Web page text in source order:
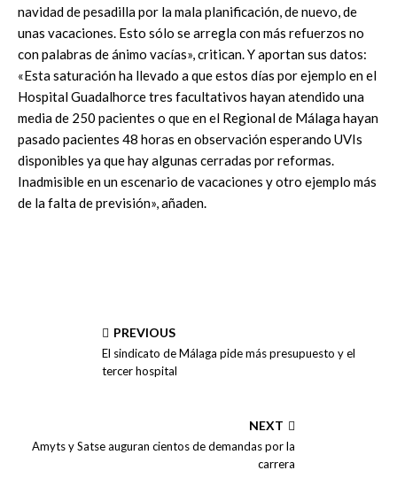
navidad de pesadilla por la mala planificación, de nuevo, de
unas vacaciones. Esto sólo se arregla con más refuerzos no
con palabras de ánimo vacías», critican. Y aportan sus datos:
«Esta saturación ha llevado a que estos días por ejemplo en el
Hospital Guadalhorce tres facultativos hayan atendido una
media de 250 pacientes o que en el Regional de Málaga hayan
pasado pacientes 48 horas en observación esperando UVIs
disponibles ya que hay algunas cerradas por reformas.
Inadmisible en un escenario de vacaciones y otro ejemplo más
de la falta de previsión», añaden.
PREVIOUS
El sindicato de Málaga pide más presupuesto y el
tercer hospital
NEXT
Amyts y Satse auguran cientos de demandas por la
carrera